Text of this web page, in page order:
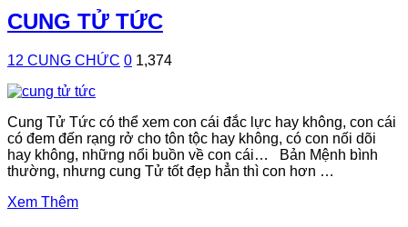
CUNG TỬ TỨC
12 CUNG CHỨC 0 1,374
Cung Tử Tức có thể xem con cái đắc lực hay không, con cái
có đem đến rạng rở cho tôn tộc hay không, có con nối dõi
hay không, những nổi buồn về con cái… Bản Mệnh bình
thường, nhưng cung Tử tốt đẹp hẳn thì con hơn …
Xem Thêm